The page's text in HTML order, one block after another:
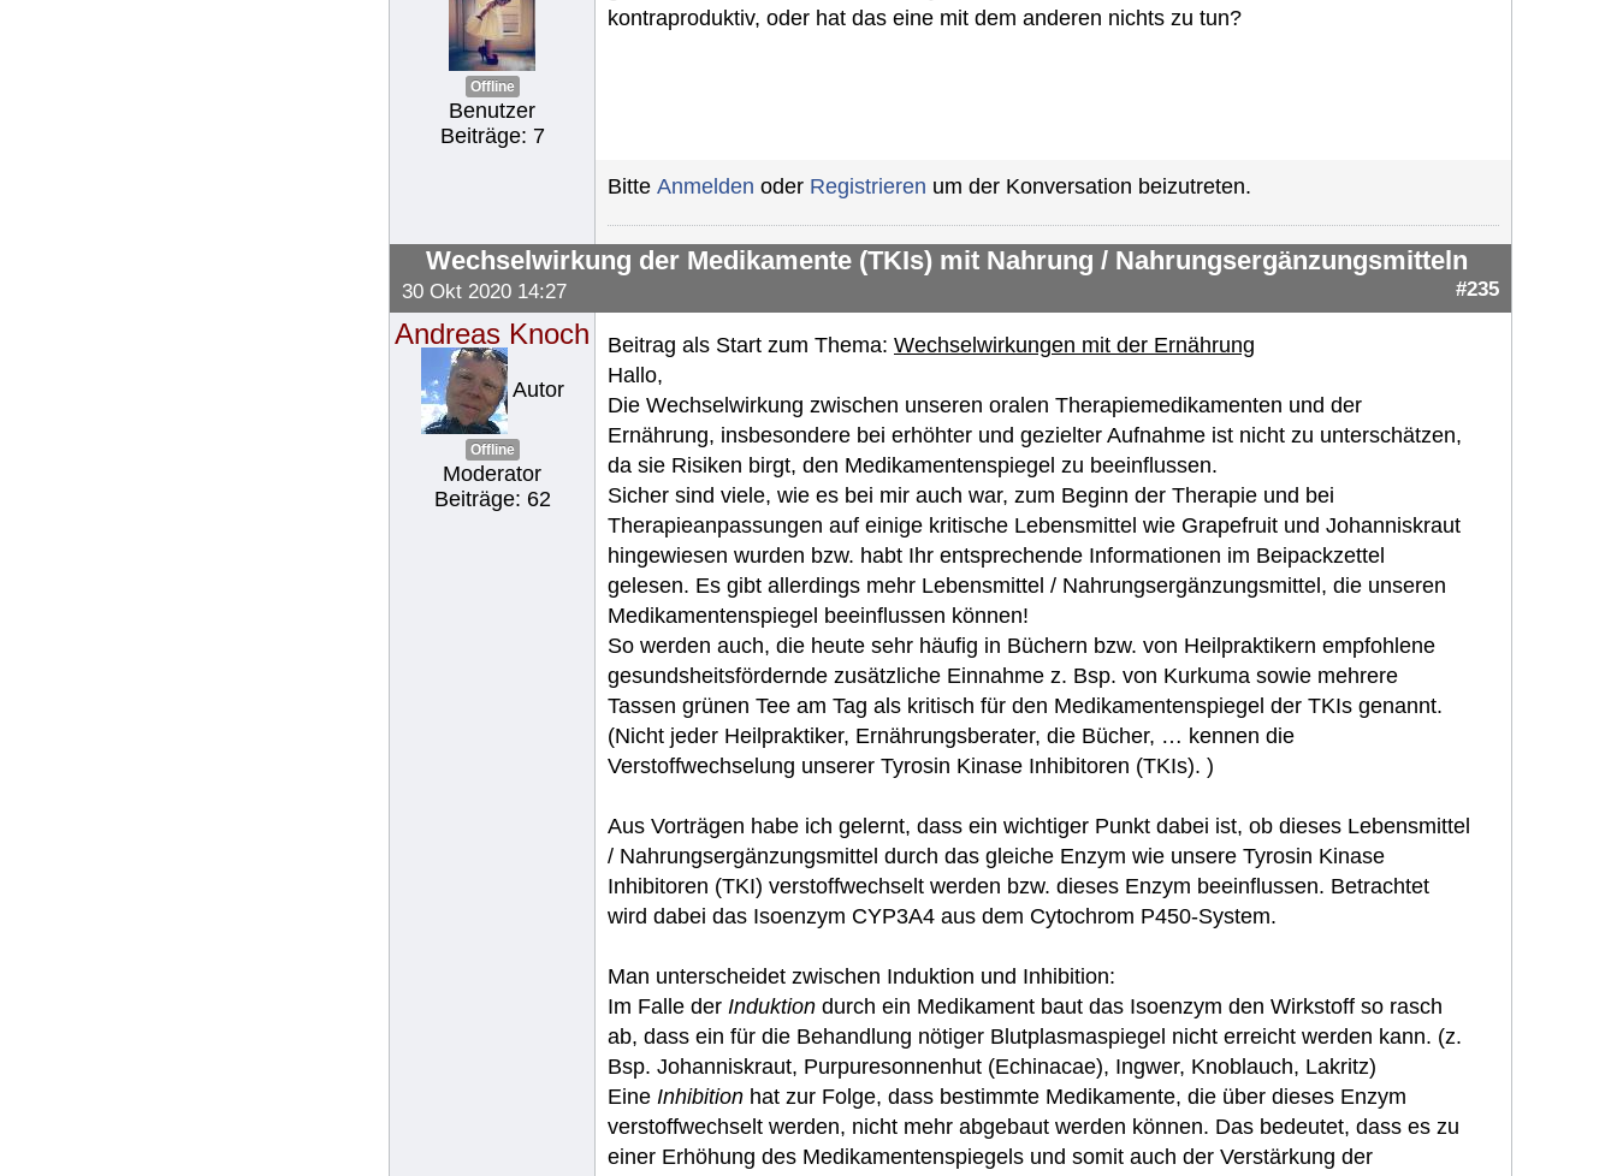
Offline
Benutzer
Beiträge: 7
kontraproduktiv, oder hat das eine mit dem anderen nichts zu tun?
Bitte Anmelden oder Registrieren um der Konversation beizutreten.
Wechselwirkung der Medikamente (TKIs) mit Nahrung / Nahrungsergänzungsmitteln
30 Okt 2020 14:27 #235
Andreas Knoch
Autor
Offline
Moderator
Beiträge: 62
Beitrag als Start zum Thema: Wechselwirkungen mit der Ernährung
Hallo,
Die Wechselwirkung zwischen unseren oralen Therapiemedikamenten und der
Ernährung, insbesondere bei erhöhter und gezielter Aufnahme ist nicht zu unterschätzen,
da sie Risiken birgt, den Medikamentenspiegel zu beeinflussen.
Sicher sind viele, wie es bei mir auch war, zum Beginn der Therapie und bei
Therapieanpassungen auf einige kritische Lebensmittel wie Grapefruit und Johanniskraut
hingewiesen wurden bzw. habt Ihr entsprechende Informationen im Beipackzettel
gelesen. Es gibt allerdings mehr Lebensmittel / Nahrungsergänzungsmittel, die unseren
Medikamentenspiegel beeinflussen können!
So werden auch, die heute sehr häufig in Büchern bzw. von Heilpraktikern empfohlene
gesundsheitsfördernde zusätzliche Einnahme z. Bsp. von Kurkuma sowie mehrere
Tassen grünen Tee am Tag als kritisch für den Medikamentenspiegel der TKIs genannt.
(Nicht jeder Heilpraktiker, Ernährungsberater, die Bücher, … kennen die
Verstoffwechselung unserer Tyrosin Kinase Inhibitoren (TKIs). )
Aus Vorträgen habe ich gelernt, dass ein wichtiger Punkt dabei ist, ob dieses Lebensmittel
/ Nahrungsergänzungsmittel durch das gleiche Enzym wie unsere Tyrosin Kinase
Inhibitoren (TKI) verstoffwechselt werden bzw. dieses Enzym beeinflussen. Betrachtet
wird dabei das Isoenzym CYP3A4 aus dem Cytochrom P450-System.
Man unterscheidet zwischen Induktion und Inhibition:
Im Falle der Induktion durch ein Medikament baut das Isoenzym den Wirkstoff so rasch
ab, dass ein für die Behandlung nötiger Blutplasmaspiegel nicht erreicht werden kann. (z.
Bsp. Johanniskraut, Purpuresonnenhut (Echinacae), Ingwer, Knoblauch, Lakritz)
Eine Inhibition hat zur Folge, dass bestimmte Medikamente, die über dieses Enzym
verstoffwechselt werden, nicht mehr abgebaut werden können. Das bedeutet, dass es zu
einer Erhöhung des Medikamentenspiegels und somit auch der Verstärkung der